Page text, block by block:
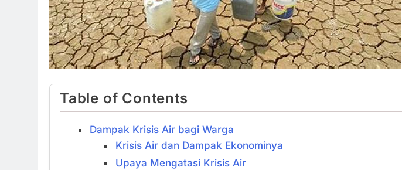
Table of Contents
Dampak Krisis Air bagi Warga
Krisis Air dan Dampak Ekonominya
Upaya Mengatasi Krisis Air